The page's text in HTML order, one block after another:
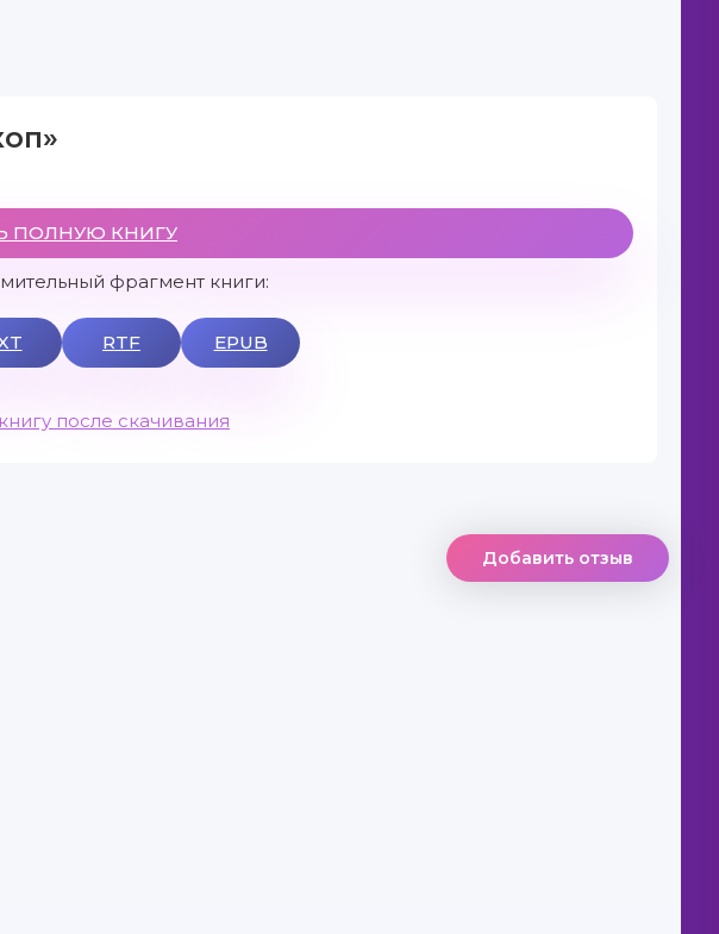
ПОЛНУЮ КНИГУ
фрагмент книги:
RTF EPUB
после скачивания
Добавить отзыв